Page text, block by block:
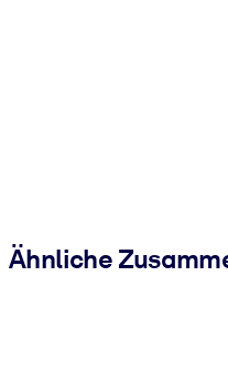
Ähnliche